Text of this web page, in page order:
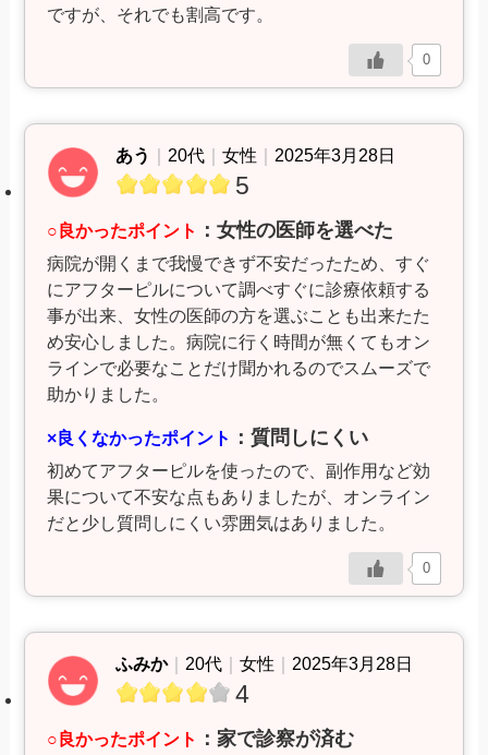
ですが、それでも割高です。
0
あう ｜ 20代 ｜女性 ｜ 2025年3月28日
5
○良かったポイント ：女性の医師を選べた
病院が開くまで我慢できず不安だったため、すぐ
にアフターピルについて調べすぐに診療依頼する
事が出来、女性の医師の方を選ぶことも出来たた
め安心しました。病院に行く時間が無くてもオン
ラインで必要なことだけ聞かれるのでスムーズで
助かりました。
×良くなかったポイント ：質問しにくい
初めてアフターピルを使ったので、副作用など効
果について不安な点もありましたが、オンライン
だと少し質問しにくい雰囲気はありました。
0
ふみか｜ 20代 ｜女性 ｜ 2025年3月28日
4
○良かったポイント ：家で診察が済む